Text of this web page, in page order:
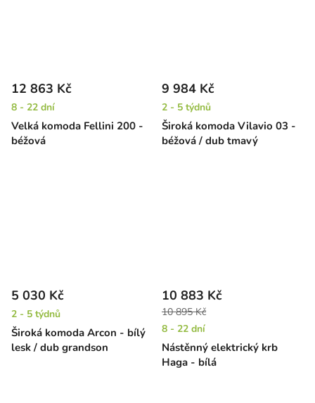
Velká komoda Fellini 200 -
béžová
12 863 Kč
8 - 22 dní
Široká komoda Vilavio 03 -
béžová / dub tmavý
9 984 Kč
2 - 5 týdnů
Široká komoda Arcon - bílý
lesk / dub grandson
5 030 Kč
2 - 5 týdnů
Nástěnný elektrický krb
Haga - bílá
10 883 Kč
10 895 Kč
8 - 22 dní